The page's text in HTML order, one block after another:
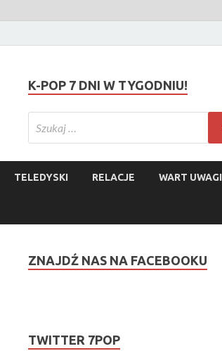
K-POP 7 DNI W TYGODNIU!
TELEDYSKI RELACJE WART UWAGI
ZNAJDŹ NAS NA FACEBOOKU
TWITTER 7POP